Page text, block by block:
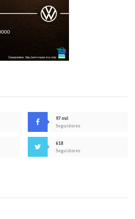
97 mil
Seguidores
618
Seguidores